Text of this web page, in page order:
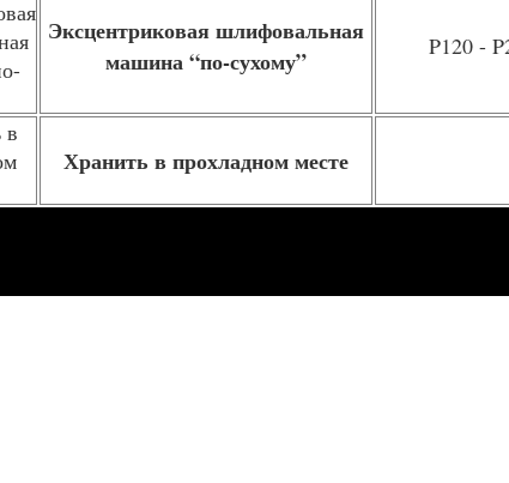
Эксцентриковая шлифовальная
машина “по-сухому”
P120 -
Хранить в прохладном месте